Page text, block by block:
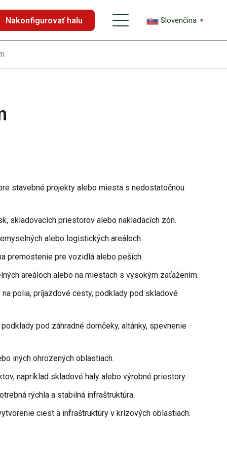
Nakonfigurovať halu Slovenčina ▼
stavebné projekty alebo miesta s nedostatočnou
skladovacích priestorov alebo nakladacích zón.
alebo logistických areáloch.
premostenie pre vozidlá alebo peších.
areáloch alebo na miestach s vysokým zaťažením.
polia, príjazdové cesty, podklady pod skladové
pod záhradné domčeky, altánky, spevnenie
iných ohrozených oblastiach.
napríklad skladové haly alebo výrobné priestory.
rýchla a stabilná infraštruktúra.
ciest a infraštruktúry v krízových oblastiach.